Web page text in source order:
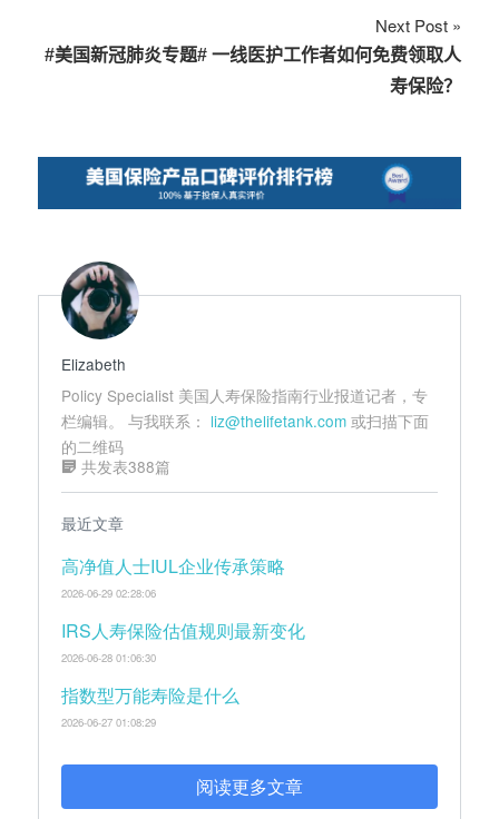
航
Next Post
#美国新冠肺炎专题# 一线医护工作者如何免费领取人
寿保险？
Elizabeth
Policy Specialist 美国人寿保险指南行业报道记者，专
栏编辑。 与我联系： liz@thelifetank.com 或扫描下面
的二维码
共发表388篇
最近文章
高净值人士IUL企业传承策略
2026-06-29 02:28:06
IRS人寿保险估值规则最新变化
2026-06-28 01:06:30
指数型万能寿险是什么
2026-06-27 01:08:29
阅读更多文章